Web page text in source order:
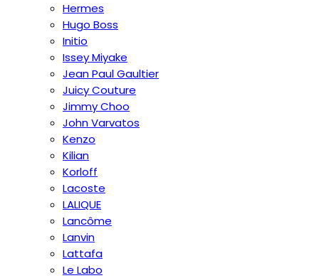
Hermes
Hugo Boss
Initio
Issey Miyake
Jean Paul Gaultier
Juicy Couture
Jimmy Choo
John Varvatos
Kenzo
Kilian
Korloff
Lacoste
LALIQUE
Lancôme
Lanvin
Lattafa
Le Labo